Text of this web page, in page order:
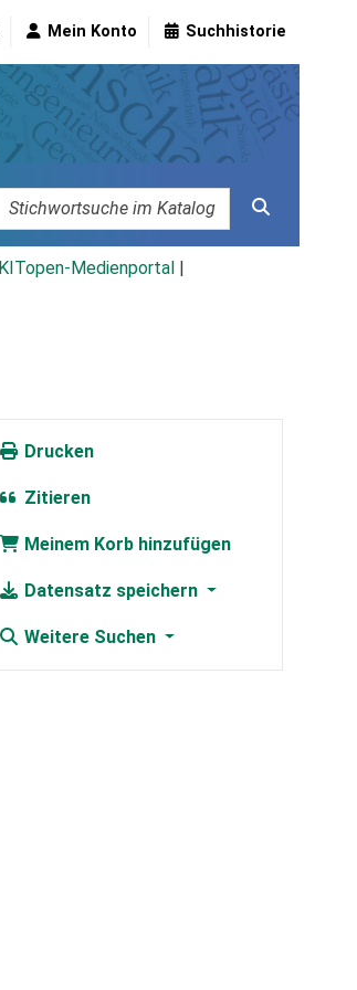
Mein Konto Suchhistorie
KITopen-Medienportal
Drucken
Zitieren
Meinem Korb hinzufügen
Datensatz speichern
Weitere Suchen